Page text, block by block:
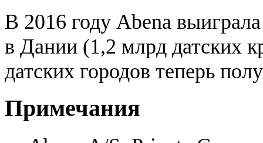
В 2016 году Abena
в Дании (1,2 млрд датских
датских городов теперь
Примечания